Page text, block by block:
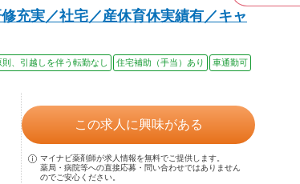
充実／社宅／産休育休実績有／キャ
則、引越しを伴う転勤なし 住宅補助（手当）あり
車通勤可
この求人に興味がある
マイナビ薬剤師が求人情報を無料でご提供します。
薬局・病院等への直接応募・問い合わせではありません
のでご安心ください。